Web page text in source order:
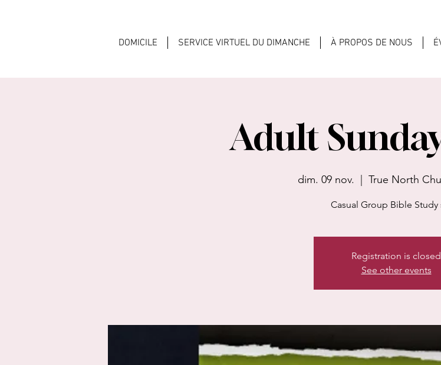
DOMICILE SERVICE VIRTUEL DU DIMANCHE À PROPOS DE NOUS
Adult
dim. 09 nov. True North
Casual Group Bible Study
Registration is closed
See other events